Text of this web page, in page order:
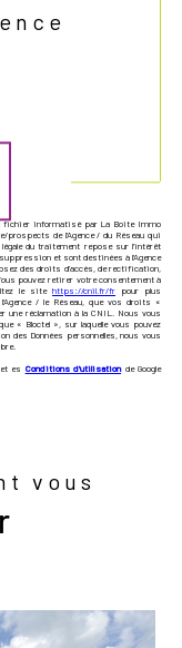
fichier informatisé par La Boite Immo
de l'Agence / du Réseau qui
du traitement repose sur l'intérêt
et sont destinées à l'Agence
des droits d’accès, de rectification,
pouvez retirer votre consentement à
le site https://cnil.fr/fr pour plus
/ le Réseau, que vos droits «
réclamation à la CNIL. Nous vous
« Bloctel », sur laquelle vous pouvez
des Données personnelles, nous vous
et es Conditions d'utilisationde Google
vous